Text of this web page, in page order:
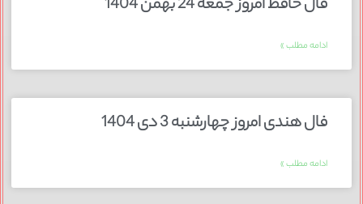
فال حافظ امروز جمعه 24 بهمن 1404
ادامه مطلب »
فال هندی امروز چهارشنبه 3 دی 1404
ادامه مطلب »